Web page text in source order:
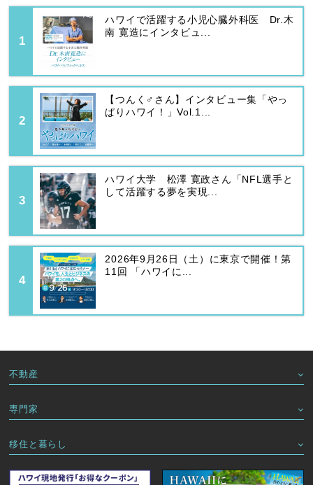
ハワイで活躍する小児心臓外科医 Dr.木
南 寛造にインタビュ...
【つんく♂さん】インタビュー集「やっ
ぱりハワイ！」Vol.1...
ハワイ大学 松澤 寛政さん「NFL選手と
して活躍する夢を実現...
2026年9月26日（土）に東京で開催！第
11回 「ハワイに...
不動産
専門家
移住と暮らし